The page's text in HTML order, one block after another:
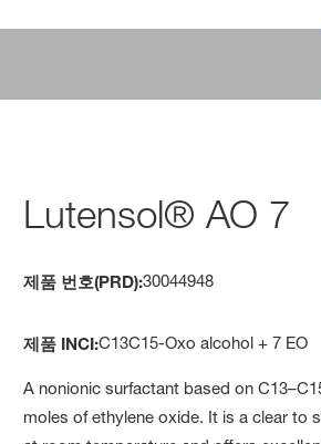
Lutensol® AO 7
제품 번호(PRD):30044948
제품 INCI:C13C15-Oxo alcohol + 7 EO
A nonionic surfactant based on
moles of ethylene oxide. It is a clear to